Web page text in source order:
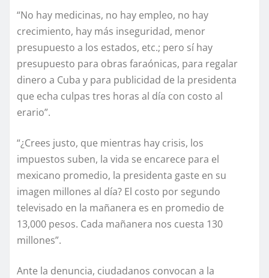
“No hay medicinas, no hay empleo, no hay
crecimiento, hay más inseguridad, menor
presupuesto a los estados, etc.; pero sí hay
presupuesto para obras faraónicas, para regalar
dinero a Cuba y para publicidad de la presidenta
que echa culpas tres horas al día con costo al
erario”.
“¿Crees justo, que mientras hay crisis, los
impuestos suben, la vida se encarece para el
mexicano promedio, la presidenta gaste en su
imagen millones al día? El costo por segundo
televisado en la mañanera es en promedio de
13,000 pesos. Cada mañanera nos cuesta 130
millones”.
Ante la denuncia, ciudadanos convocan a la